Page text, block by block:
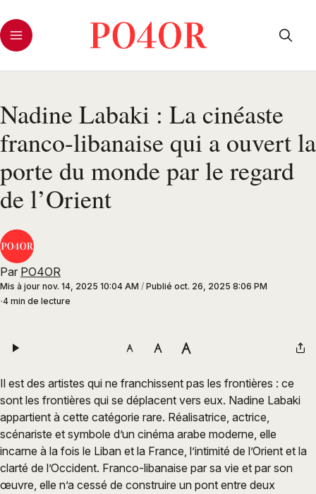
Nadine Labaki : La cinéaste
franco-libanaise qui a ouvert la
porte du monde par le regard
de l’Orient
Par PO4OR
Mis à jour nov. 14, 2025 10:04 AM / Publié oct. 26, 2025 8:06 PM
4 min de lecture
Il est des artistes qui ne franchissent pas les frontières : ce
sont les frontières qui se déplacent vers eux. Nadine Labaki
appartient à cette catégorie rare. Réalisatrice, actrice,
scénariste et symbole d’un cinéma arabe moderne, elle
incarne à la fois le Liban et la France, l’intimité de l’Orient et la
clarté de l’Occident. Franco-libanaise par sa vie et par son
œuvre, elle n’a cessé de construire un pont entre deux